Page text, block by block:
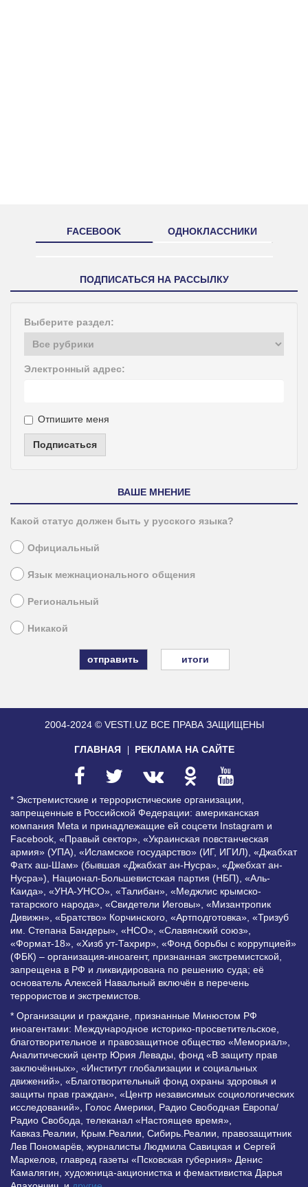
FACEBOOK ОДНОКЛАССНИКИ
ПОДПИСАТЬСЯ НА РАССЫЛКУ
Выберите раздел:
Электронный адрес:
Отпишите меня
Подписаться
ВАШЕ МНЕНИЕ
Какой статус должен быть у русского языка?
Официальный
Язык межнационального общения
Региональный
Никакой
итоги
2004-2024 © VESTI.UZ ВСЕ ПРАВА ЗАЩИЩЕНЫ
ГЛАВНАЯ РЕКЛАМА НА САЙТЕ
* Экстремистские и террористические организации,
запрещенные в Российской Федерации: американская
компания Meta и принадлежащие ей соцсети Instagram и
Facebook, «Правый сектор», «Украинская повстанческая
армия» (УПА), «Исламское государство» (ИГ, ИГИЛ), «Джабхат
Фатх аш-Шам» (бывшая «Джабхат ан-Нусра», «Джебхат ан-
Нусра»), Национал-Большевистская партия (НБП), «Аль-
Каида», «УНА-УНСО», «Талибан», «Меджлис крымско-
татарского народа», «Свидетели Иеговы», «Мизантропик
Дивижн», «Братство» Корчинского, «Артподготовка», «Тризуб
им. Степана Бандеры», «НСО», «Славянский союз»,
«Формат-18», «Хизб ут-Тахрир», «Фонд борьбы с коррупцией»
(ФБК) – организация-иноагент, признанная экстремистской,
запрещена в РФ и ликвидирована по решению суда; её
основатель Алексей Навальный включён в перечень
террористов и экстремистов.
* Организации и граждане, признанные Минюстом РФ
иноагентами: Международное историко-просветительское,
благотворительное и правозащитное общество «Мемориал»,
Аналитический центр Юрия Левады, фонд «В защиту прав
заключённых», «Институт глобализации и социальных
движений», «Благотворительный фонд охраны здоровья и
защиты прав граждан», «Центр независимых социологических
исследований», Голос Америки, Радио Свободная Европа/
Радио Свобода, телеканал «Настоящее время»,
Кавказ.Реалии, Крым.Реалии, Сибирь.Реалии, правозащитник
Лев Пономарёв, журналисты Людмила Савицкая и Сергей
Маркелов, главред газеты «Псковская губерния» Денис
Камалягин, художница-акционистка и фемактивистка Дарья